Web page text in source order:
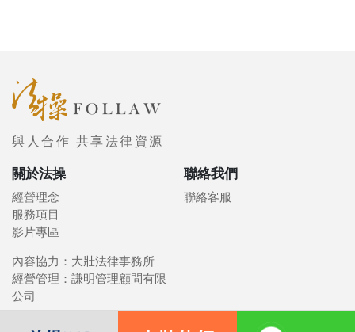
與人合作 共享法律資源
關於法操
經營理念
服務項目
影片專區
聯絡我們
聯絡客服
內容協力：大壯法律事務所
經營管理：謙明管理顧問有限
公司